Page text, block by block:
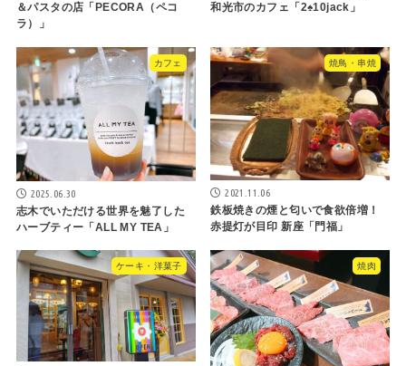
＆パスタの店「PECORA（ペコ
ラ）」
和光市のカフェ「2♠10jack」
カフェ
2025.06.30
志木でいただける世界を魅了した
ハーブティー「ALL MY TEA」
焼鳥・串焼
2021.11.06
鉄板焼きの煙と匂いで食欲倍増！
赤提灯が目印 新座「門福」
ケーキ・洋菓子 焼肉